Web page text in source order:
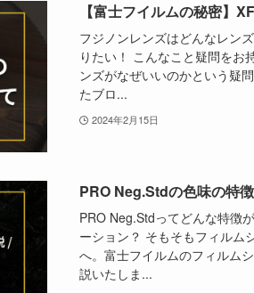
【富士フイルムの秘密】
フジノンレンズはどんなレン
りたい！ こんなこと疑問をお
ンズがなぜいいのかという疑
たブロ...
2024年2月15日
PRO Neg.Stdの色味の特
PRO Neg.Stdってどんな特徴
ーション？ そもそもフィルム
へ。富士フイルムのフィルム
説いたしま...